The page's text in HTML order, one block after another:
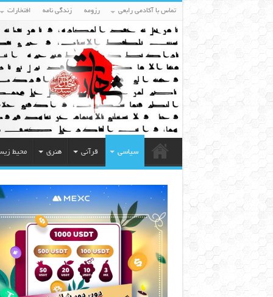
تماس با آکادمی رابعی رزومه زندگی نامه افتخارات
سیاسی قرآنی هنری محیط